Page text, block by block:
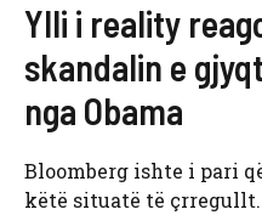
Ylli i reality
skandalin e
nga Obama
Bloomberg ishte i pari
këtë situatë të